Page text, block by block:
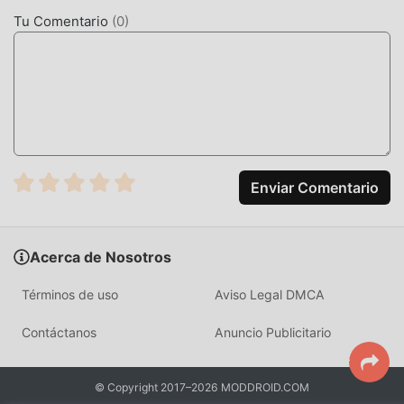
característica como la diversión del juego, pero al mismo
tiempo, el proceso de acumulación será inevitablemente
hace que la gente se sienta cansada, pero ahora, la
""acumulación"" ligeramente aburrida. Los mods pueden
a concentrarse en disfrutar la alegría del juego en sí.
Simplemente haz clic en el botón de descarga para instalar
Tu Comentario (0)
Enviar Comentario
Acerca de Nosotros
Términos de uso Aviso Legal DMCA
Contáctanos Anuncio Publicitario
© Copyright 2017–2026 MODDROID.COM